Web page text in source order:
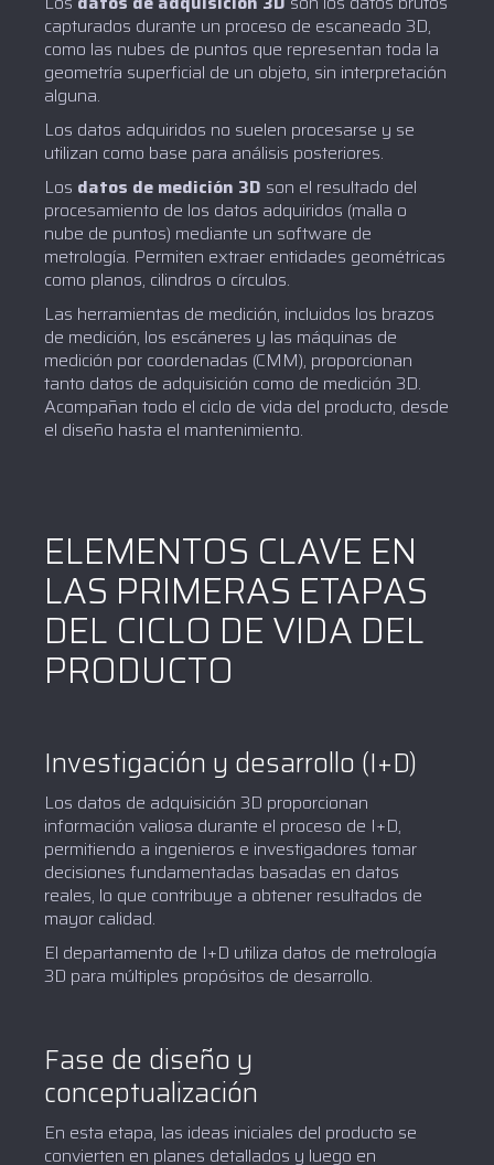
capturados durante un proceso de escaneado 3D,
como las nubes de puntos que representan toda la
geometría superficial de un objeto, sin interpretación
alguna.
Los datos adquiridos no suelen procesarse y se
utilizan como base para análisis posteriores.
Los datos de medición 3D son el resultado del
procesamiento de los datos adquiridos (malla o
nube de puntos) mediante un software de
metrología. Permiten extraer entidades geométricas
como planos, cilindros o círculos.
Las herramientas de medición, incluidos los brazos
de medición, los escáneres y las máquinas de
medición por coordenadas (CMM), proporcionan
tanto datos de adquisición como de medición 3D.
Acompañan todo el ciclo de vida del producto, desde
el diseño hasta el mantenimiento.
ELEMENTOS CLAVE EN
LAS PRIMERAS ETAPAS
DEL CICLO DE VIDA DEL
PRODUCTO
Investigación y desarrollo (I+D)
Los datos de adquisición 3D proporcionan
información valiosa durante el proceso de I+D,
permitiendo a ingenieros e investigadores tomar
decisiones fundamentadas basadas en datos
reales, lo que contribuye a obtener resultados de
mayor calidad.
El departamento de I+D utiliza datos de metrología
3D para múltiples propósitos de desarrollo.
Fase de diseño y
conceptualización
En esta etapa, las ideas iniciales del producto se
convierten en planes detallados y luego en